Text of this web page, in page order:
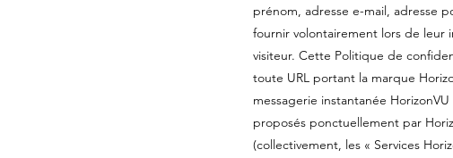
prénom, adresse e-mail, adresse
fournir volontairement lors de leur
visiteur. Cette Politique de
toute URL portant la marque
messagerie instantanée
proposés ponctuellement par
(collectivement, les « Services